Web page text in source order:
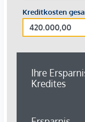
Apotheke <2.500m
Klinik <3.000m
Krankenhaus <4.000m
Schule <2.500m
Kindergarten <2.000m